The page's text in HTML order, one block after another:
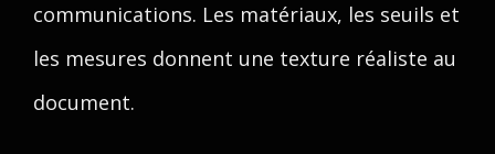
communications. Les matériaux, les seuils et
les mesures donnent une texture réaliste au
document.